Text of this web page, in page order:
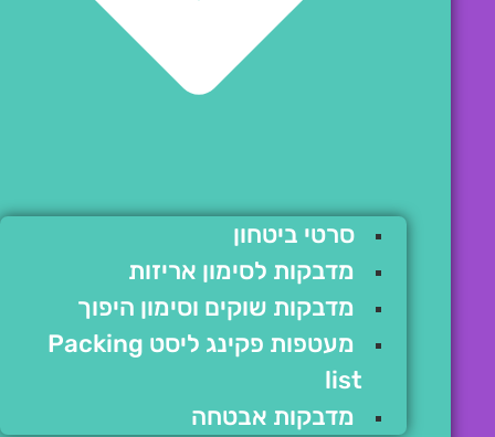
סרטי ביטחון
מדבקות לסימון אריזות
מדבקות שוקים וסימון היפוך
מעטפות פקינג ליסט Packing
list
מדבקות אבטחה